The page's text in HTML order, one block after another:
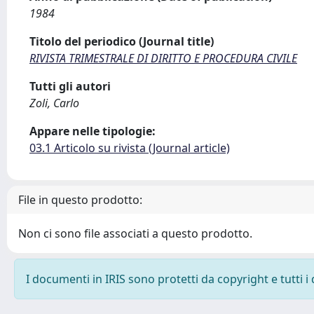
1984
Titolo del periodico (Journal title)
RIVISTA TRIMESTRALE DI DIRITTO E PROCEDURA CIVILE
Tutti gli autori
Zoli, Carlo
Appare nelle tipologie:
03.1 Articolo su rivista (Journal article)
File in questo prodotto:
Non ci sono file associati a questo prodotto.
I documenti in IRIS sono protetti da copyright e tutti